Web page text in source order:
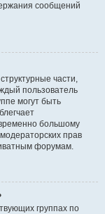
сообщений
части,
пользователь
могут быть
большому
прав
форумам.
группах по